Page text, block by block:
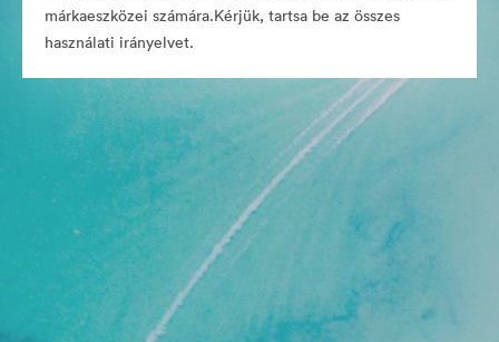
márkaeszközei számára.Kérjük, tartsa be az összes
használati irányelvet.